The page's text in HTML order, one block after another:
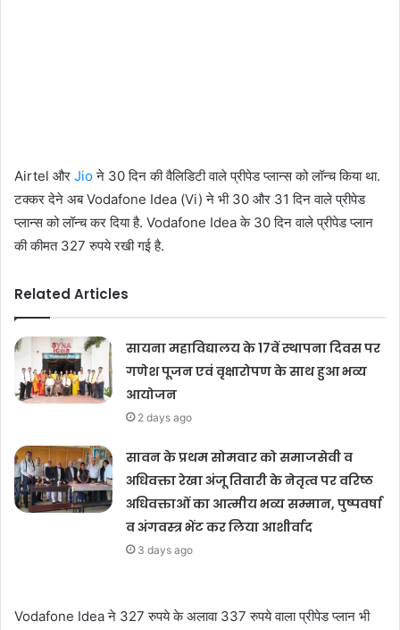
Airtel और Jioने 30 दिन की वैलिडिटी वाले प्रीपेड प्लान्स को लॉन्च किया था.
टक्कर देने अब Vodafone Idea (Vi) ने भी 30 और 31 दिन वाले प्रीपेड
प्लान्स को लॉन्च कर दिया है. Vodafone Idea के 30 दिन वाले प्रीपेड प्लान
की कीमत 327 रुपये रखी गई है.
Related Articles
सायना महाविद्यालय के 17वें स्थापना दिवस पर
गणेश पूजन एवं वृक्षारोपण के साथ हुआ भव्य
आयोजन
2 days ago
सावन के प्रथम सोमवार को समाजसेवी व
अधिवक्ता रेखा अंजू तिवारी के नेतृत्व पर वरिष्ठ
अधिवक्ताओं का आत्मीय भव्य सम्मान, पुष्पवर्षा
व अंगवस्त्र भेंट कर लिया आशीर्वाद
3 days ago
Vodafone Idea ने 327 रुपये के अलावा 337 रुपये वाला प्रीपेड प्लान भी